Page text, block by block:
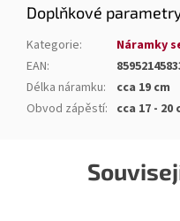
Doplňkové
Kategorie:
Náramky
EAN:
Délka náramku:
cca 19 cm
Obvod zápěstí: cca 17 - 20